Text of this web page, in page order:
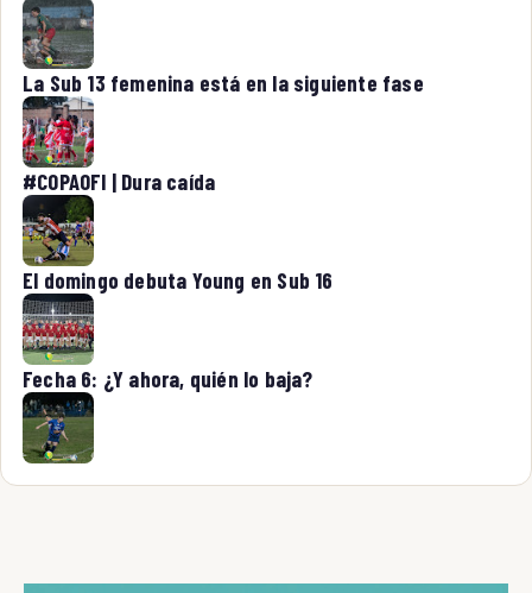
La Sub 13 femenina está en la siguiente fase
#COPAOFI | Dura caída
El domingo debuta Young en Sub 16
Fecha 6: ¿Y ahora, quién lo baja?